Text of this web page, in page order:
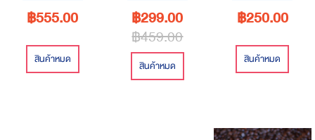
฿555.00
สินค้าหมด
฿299.00
฿459.00
สินค้าหมด
฿250.00
สินค้าหมด